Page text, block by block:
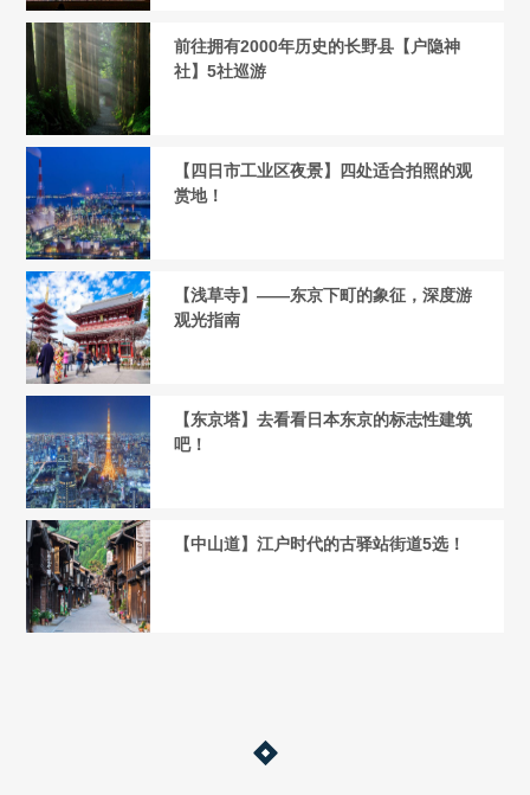
前往拥有2000年历史的长野县【户隐神
社】5社巡游
【四日市工业区夜景】四处适合拍照的观
赏地！
【浅草寺】——东京下町的象征，深度游
观光指南
【东京塔】去看看日本东京的标志性建筑
吧！
【中山道】江户时代的古驿站街道5选！